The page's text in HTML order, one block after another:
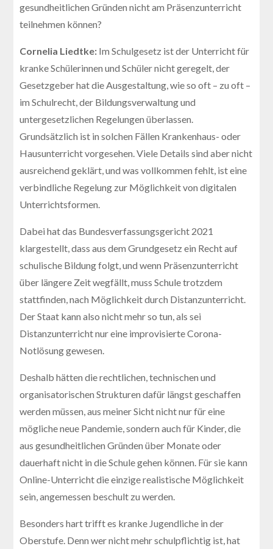
gesundheitlichen Gründen nicht am Präsenzunterricht
teilnehmen können?
Cornelia Liedtke: Im Schulgesetz ist der Unterricht für
kranke Schülerinnen und Schüler nicht geregelt, der
Gesetzgeber hat die Ausgestaltung, wie so oft – zu oft –
im Schulrecht, der Bildungsverwaltung und
untergesetzlichen Regelungen überlassen.
Grundsätzlich ist in solchen Fällen Krankenhaus- oder
Hausunterricht vorgesehen. Viele Details sind aber nicht
ausreichend geklärt, und was vollkommen fehlt, ist eine
verbindliche Regelung zur Möglichkeit von digitalen
Unterrichtsformen.
Dabei hat das Bundesverfassungsgericht 2021
klargestellt, dass aus dem Grundgesetz ein Recht auf
schulische Bildung folgt, und wenn Präsenzunterricht
über längere Zeit wegfällt, muss Schule trotzdem
stattfinden, nach Möglichkeit durch Distanzunterricht.
Der Staat kann also nicht mehr so tun, als sei
Distanzunterricht nur eine improvisierte Corona-
Notlösung gewesen.
Deshalb hätten die rechtlichen, technischen und
organisatorischen Strukturen dafür längst geschaffen
werden müssen, aus meiner Sicht nicht nur für eine
mögliche neue Pandemie, sondern auch für Kinder, die
aus gesundheitlichen Gründen über Monate oder
dauerhaft nicht in die Schule gehen können. Für sie kann
Online-Unterricht die einzige realistische Möglichkeit
sein, angemessen beschult zu werden.
Besonders hart trifft es kranke Jugendliche in der
Oberstufe. Denn wer nicht mehr schulpflichtig ist, hat